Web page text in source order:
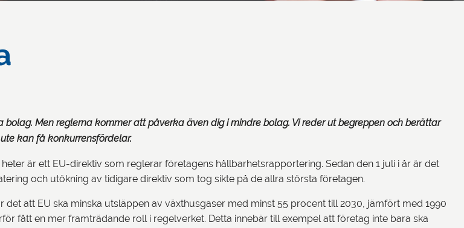
Men reglerna kommer att påverka även dig i mindre bolag. Vi reder ut begreppen och berättar
kan få konkurrensfördelar.
är ett EU-direktiv som reglerar företagens hållbarhetsrapportering. Sedan den 1 juli i år är det
och utökning av tidigare direktiv som tog sikte på de allra största företagen.
att EU ska minska utsläppen av växthusgaser med minst 55 procent till 2030, jämfört med 1990
fått en mer framträdande roll i regelverket. Detta innebär till exempel att företag inte bara ska